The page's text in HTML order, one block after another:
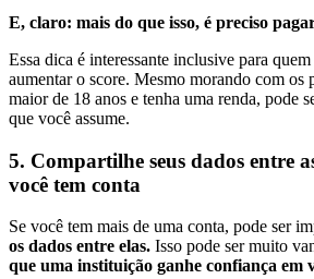
E, claro: mais do que isso, é preciso
Essa dica é interessante inclusive para
aumentar o score. Mesmo morando com os
maior de 18 anos e tenha uma renda, pode
que você assume.
5. Compartilhe seus dados entre
você tem conta
Se você tem mais de uma conta, pode ser
os dados entre elas. Isso pode ser muito
que uma instituição ganhe confiança em